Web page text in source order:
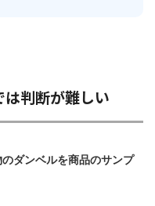
判断が難しい
のダンベルを商品のサンプ